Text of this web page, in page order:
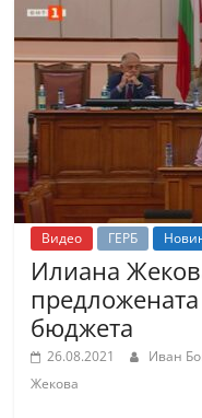
Видео ГЕРБ
Илиана
бюджета
26.08.2021 Иван
Жекова